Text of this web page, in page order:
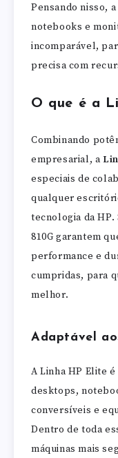
Pensando nisso, a
notebooks e
incomparável,
precisa com
O que é a
Combinando
empresarial, a
especiais de
qualquer
tecnologia da
810G garantem
performance e
cumpridas, para
melhor.
Adaptável
A Linha HP Elite
desktops,
conversíveis e
Dentro de toda
máquinas mais